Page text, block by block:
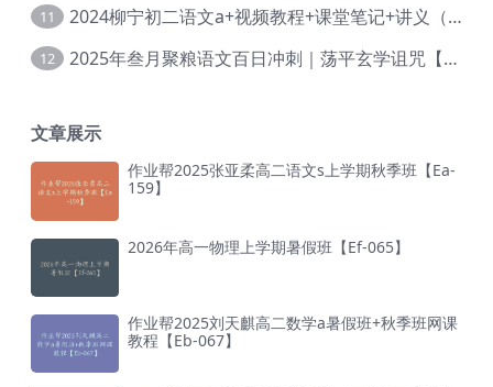
11 2024柳宁初二语文a+视频教程+课堂笔记+讲义（暑假班+秋季班）【Da-003】
12 2025年叁月聚粮语文百日冲刺｜荡平玄学诅咒【Ea-001】
文章展示
作业帮2025张亚柔高二语文s上学期秋季班【Ea-
159】
2026年高一物理上学期暑假班【Ef-065】
作业帮2025刘天麒高二数学a暑假班+秋季班网课
教程【Eb-067】